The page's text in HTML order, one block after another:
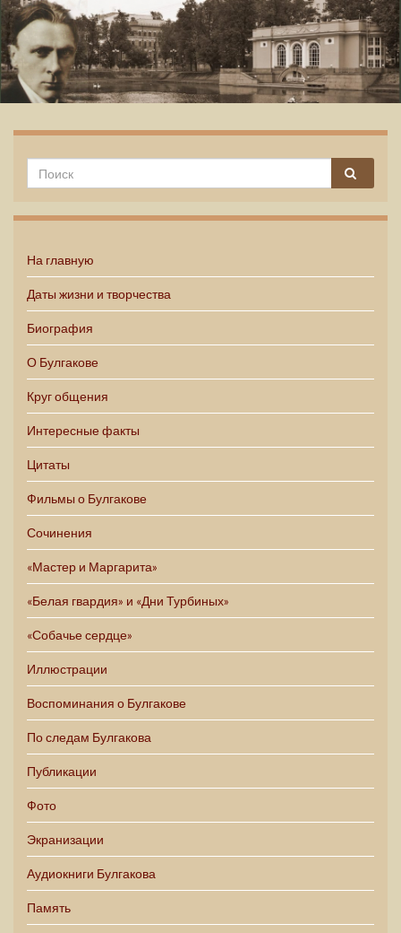
На главную
Даты жизни и творчества
Биография
О Булгакове
Круг общения
Интересные факты
Цитаты
Фильмы о Булгакове
Сочинения
«Мастер и Маргарита»
«Белая гвардия» и «Дни Турбиных»
«Собачье сердце»
Иллюстрации
Воспоминания о Булгакове
По следам Булгакова
Публикации
Фото
Экранизации
Аудиокниги Булгакова
Память